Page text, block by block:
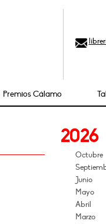
Premios Cálamo
2026
Octubre
Junio
Mayo
Abril
Marzo